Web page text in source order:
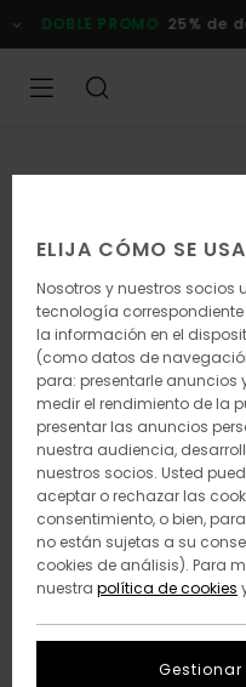
la
DOBLE PROMO 25% de
ELIJA CÓMO SE
Nosotros y nuestros socios
tecnología
la información en el
(como datos de
para: presentarle anuncios
medir el rendimiento de la
presentar las anuncios
nuestra audiencia,
nuestros socios. Usted
aceptar o rechazar las
consentimiento, o bien,
no están sujetas a su
cookies de análisis). Para
nuestra política de cookies